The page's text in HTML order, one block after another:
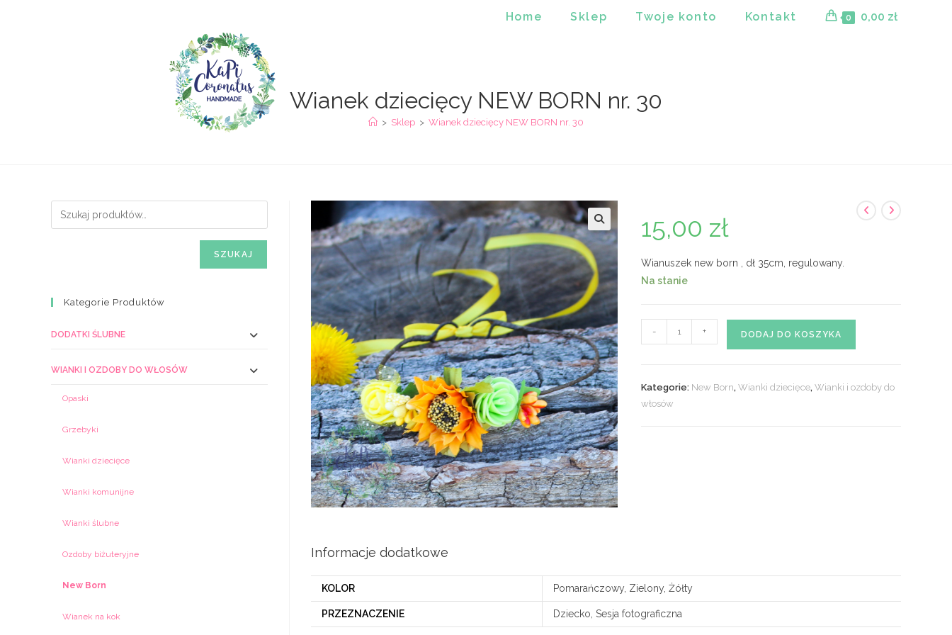
Home Sklep Twoje konto Kontakt 0 0,00 zł
Wianek dziecięcy NEW BORN nr. 30
> Sklep > Wianek dziecięcy NEW BORN nr. 30
15,00 zł
Wianuszek new born , dł 35cm, regulowany.
Na stanie
Wianek
BORN
- + DODAJ DO KOSZYKA
Kategorie: New Born,Wianki dziecięce,Wianki i ozdoby do
włosów
Informacje dodatkowe
KOLOR Pomarańczowy, Zielony, Żółty
PRZEZNACZENIE Dziecko, Sesja fotograficzna
SZUKAJ
Kategorie Produktów
DODATKI ŚLUBNE
WIANKI I OZDOBY DO WŁOSÓW
Opaski
Grzebyki
Wianki dziecięce
Wianki komunijne
Wianki ślubne
Ozdoby biżuteryjne
New Born
Wianek na kok